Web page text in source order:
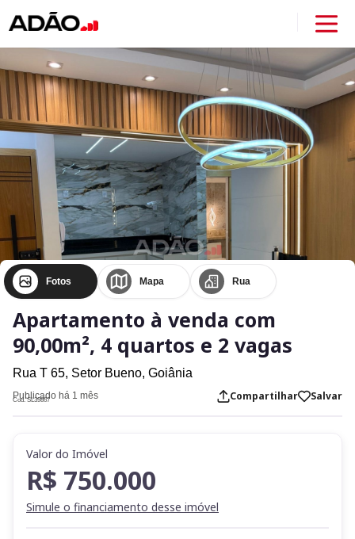
Fotos Mapa Rua
Apartamento à venda com
90,00m², 4 quartos e 2 vagas
Rua T 65, Setor Bueno, Goiânia
Publicado há 1 mês
Cod. SL39867 Compartilhar Salvar
Valor do Imóvel
R$ 750.000
Simule o financiamento desse imóvel